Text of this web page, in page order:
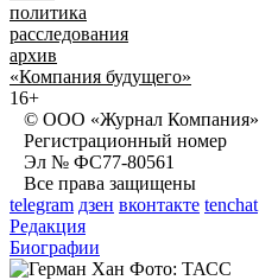
политика
расследования
архив
«Компания будущего»
16+
© ООО «Журнал Компания»
Регистрационный номер
Эл № ФС77-80561
Все права защищены
telegram дзен вконтакте tenchat
Редакция
Биографии
Фото: ТАСС